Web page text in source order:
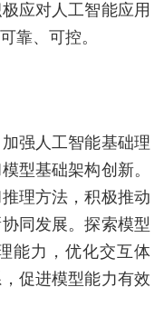
应对人工智能应用
靠、可控。
加强人工智能基础理
型基础架构创新。
理方法，积极推动
同发展。探索模型
能力，优化交互体
促进模型能力有效